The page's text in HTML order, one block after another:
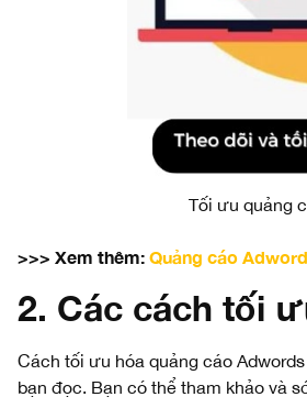
Tối ưu quảng
>>> Xem thêm: Quảng cáo
2. Các cách tối
Cách tối ưu hóa quảng cáo
bạn đọc. Bạn có thể tham khảo và